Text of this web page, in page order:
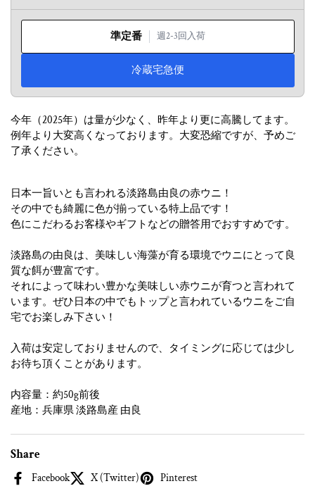
準定番 週2-3回入荷
冷蔵宅急便
今年（2025年）は量が少なく、昨年より更に高騰してます。
例年より大変高くなっております。大変恐縮ですが、予めご
了承ください。
日本一旨いとも言われる淡路島由良の赤ウニ！
その中でも綺麗に色が揃っている特上品です！
色にこだわるお客様やギフトなどの贈答用でおすすめです。
淡路島の由良は、美味しい海藻が育る環境でウニにとって良
質な餌が豊富です。
それによって味わい豊かな美味しい赤ウニが育つと言われて
います。ぜひ日本の中でもトップと言われているウニをご自
宅でお楽しみ下さい！
入荷は安定しておりませんので、タイミングに応じては少し
お待ち頂くことがあります。
内容量：約50g前後
産地：兵庫県 淡路島産 由良
Share
Facebook X (Twitter) Pinterest